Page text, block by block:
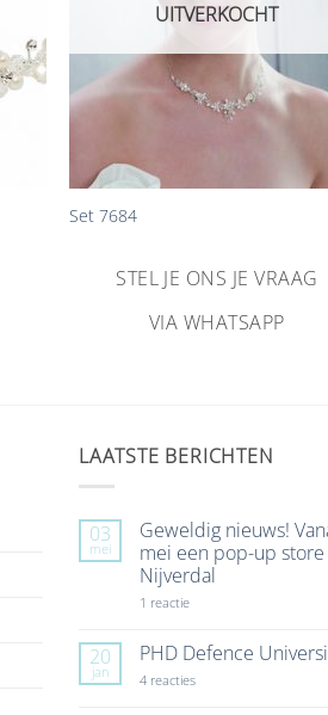
+
UITVERKOCHT
Set 7684
STEL JE ONS JE VRAAG
VIA WHATSAPP
LAATSTE BERICHTEN
03
mei
Geweldig nieuws!
mei een pop-up store
Nijverdal
1 reactieop
Vanaf
7
mei
20
jan
PHD Defence
4 reactiesop